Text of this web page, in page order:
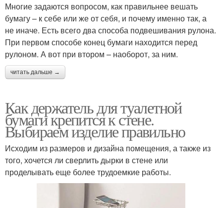
Многие задаются вопросом, как правильнее вешать
бумагу – к себе или же от себя, и почему именно так, а
не иначе. Есть всего два способа подвешивания рулона.
При первом способе конец бумаги находится перед
рулоном. А вот при втором – наоборот, за ним.
читать дальше →
Как держатель для туалетной
бумаги крепится к стене.
Выбираем изделие правильно
Исходим из размеров и дизайна помещения, а также из
того, хочется ли сверлить дырки в стене или
проделывать еще более трудоемкие работы.